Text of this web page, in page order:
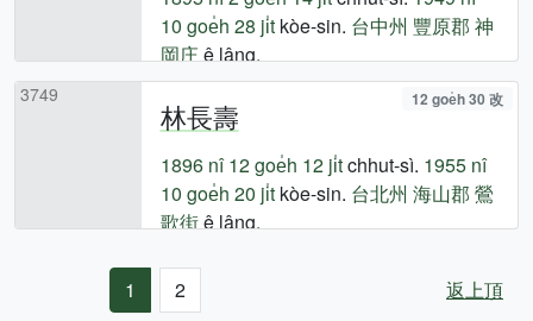
10 goe̍h 28 ji̍tkòe-sin. 台中州 豐原郡 神
岡庄ê lâng.
3749
林長壽 12 goe̍h 30 改
1896 nî 12 goe̍h 12 ji̍tchhut-sì. 1955 nî
10 goe̍h 20 ji̍tkòe-sin. 台北州 海山郡 鶯
歌街ê lâng.
1 2 返上頂